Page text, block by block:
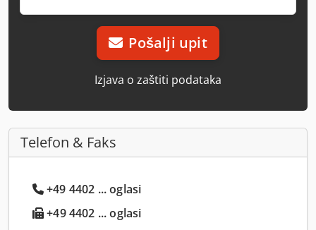
Pošalji upit
Izjava o zaštiti podataka
Telefon & Faks
+49 4402 ... oglasi
+49 4402 ... oglasi